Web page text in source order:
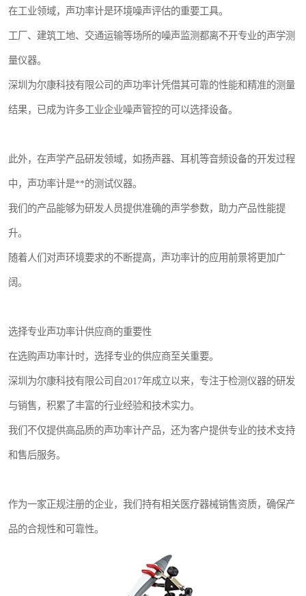
在工业领域，声功率计是环境噪声评估的重要工具。
工厂、建筑工地、交通运输等场所的噪声监测都离不开专业的声学测
量仪器。
深圳为尔康科技有限公司的声功率计凭借其可靠的性能和精准的测量
结果，已成为许多工业企业噪声管控的可以选择设备。
此外，在声学产品研发领域，如扬声器、耳机等音频设备的开发过程
中，声功率计是**的测试仪器。
我们的产品能够为研发人员提供准确的声学参数，助力产品性能提
升。
随着人们对声环境要求的不断提高，声功率计的应用前景将更加广
阔。
选择专业声功率计供应商的重要性
在选购声功率计时，选择专业的供应商至关重要。
深圳为尔康科技有限公司自2017年成立以来，专注于检测仪器的研发
与销售，积累了丰富的行业经验和技术实力。
我们不仅提供高品质的声功率计产品，还为客户提供专业的技术支持
和售后服务。
作为一家正规注册的企业，我们持有相关医疗器械销售资质，确保产
品的合规性和可靠性。